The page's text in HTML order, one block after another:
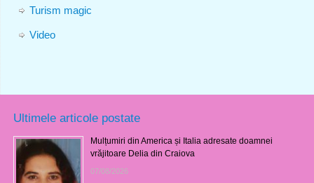
Turism magic
Video
Ultimele articole postate
Mulțumiri din America și Italia adresate doamnei
vrăjitoare Delia din Craiova
07/08/2026